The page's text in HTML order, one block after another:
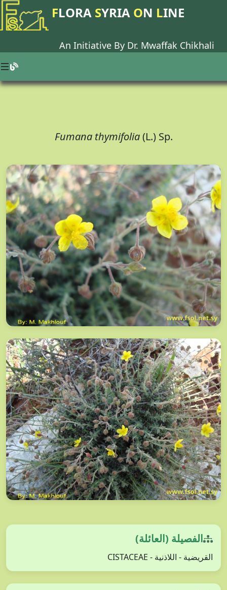
FLORA SYRIA ON LINE
An Initiative By Dr. Mwaffak Chikhali
Fumana thymifolia(L.) Sp.
الفصيلة (العائلة)
القريضية - اللاذنية - CISTACEAE